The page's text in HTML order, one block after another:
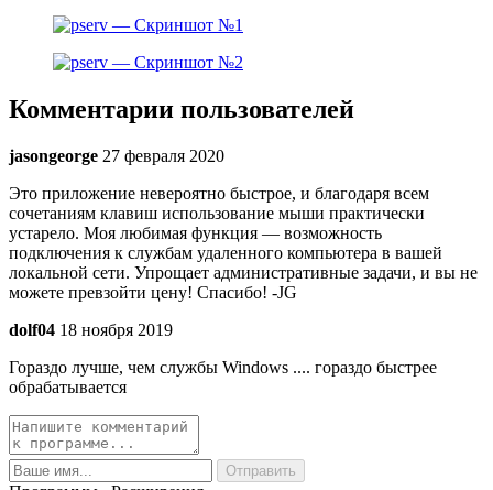
Комментарии пользователей
jasongeorge 27 февраля 2020
Это приложение невероятно быстрое, и благодаря всем
сочетаниям клавиш использование мыши практически
устарело. Моя любимая функция — возможность
подключения к службам удаленного компьютера в вашей
локальной сети. Упрощает административные задачи, и вы не
можете превзойти цену! Спасибо! -JG
dolf04 18 ноября 2019
Гораздо лучше, чем службы Windows .... гораздо быстрее
обрабатывается